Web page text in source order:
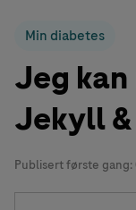
Min diabetes
Jeg
Jekyll
Publisert første gang: